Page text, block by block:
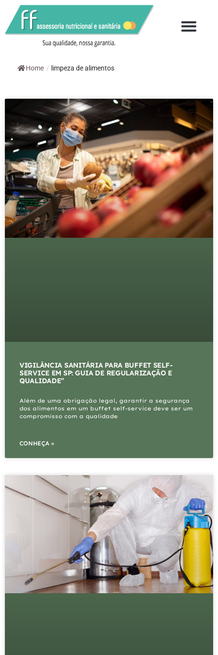
Home / limpeza de alimentos
VIGILÂNCIA SANITÁRIA PARA BUFFET SELF-
SERVICE EM SP: GUIA DE REGULARIZAÇÃO E
QUALIDADE”
Além de uma obrigação legal, garantir a segurança
dos alimentos em um buffet self-service deve ser um
compromisso com a qualidade
CONHEÇA »